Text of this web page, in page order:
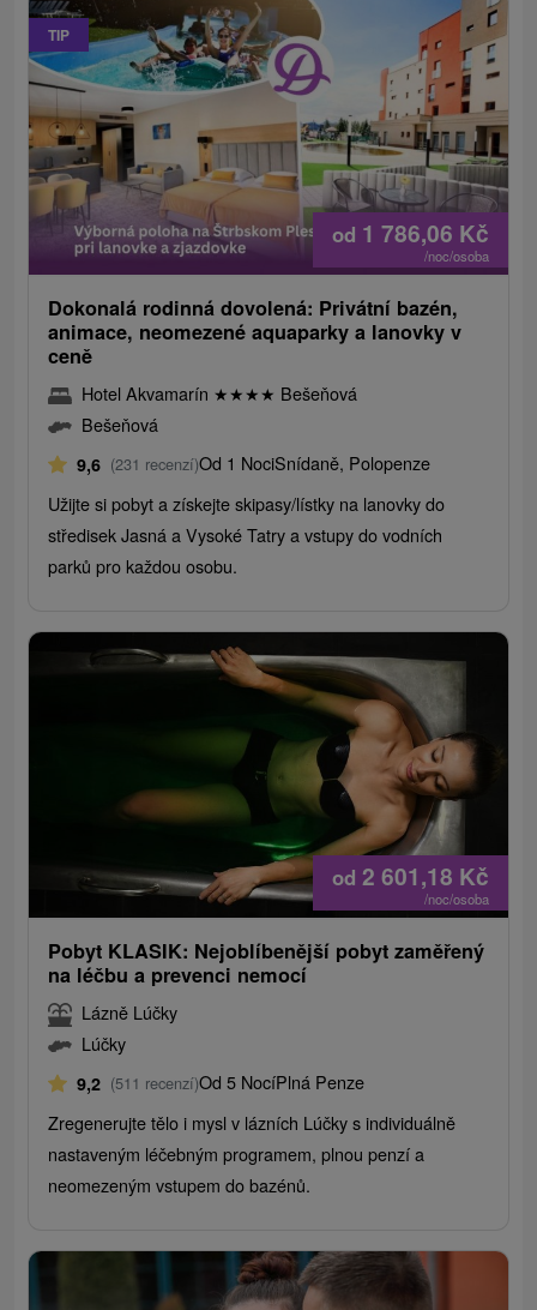
TIP
od 1 786,06 Kč
/noc/osoba
Dokonalá rodinná dovolená: Privátní bazén,
animace, neomezené aquaparky a lanovky v
ceně
Hotel Akvamarín ★★★★ Bešeňová
Bešeňová
9,6 (231 recenzí)Od 1 NociSnídaně, Polopenze
Užijte si pobyt a získejte skipasy/lístky na lanovky do
středisek Jasná a Vysoké Tatry a vstupy do vodních
parků pro každou osobu.
od 2 601,18 Kč
/noc/osoba
Pobyt KLASIK: Nejoblíbenější pobyt zaměřený
na léčbu a prevenci nemocí
Lázně Lúčky
Lúčky
9,2 (511 recenzí)Od 5 NocíPlná Penze
Zregenerujte tělo i mysl v lázních Lúčky s individuálně
nastaveným léčebným programem, plnou penzí a
neomezeným vstupem do bazénů.